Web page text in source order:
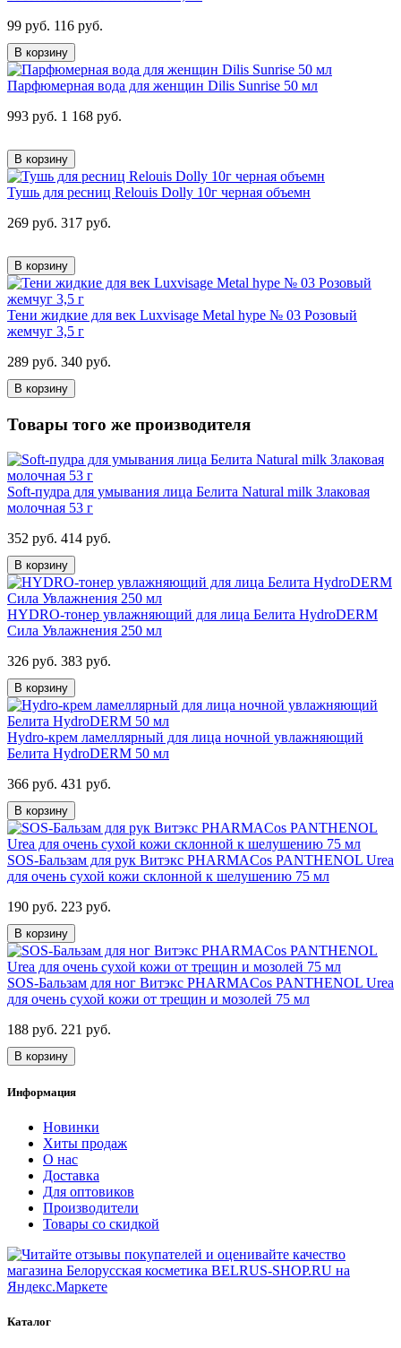
99 руб. 116 руб.
В корзину
Парфюмерная вода для женщин Dilis Sunrise 50 мл
993 руб. 1 168 руб.
В корзину
Тушь для ресниц Relouis Dolly 10г черная объемн
269 руб. 317 руб.
В корзину
Тени жидкие для век Luxvisage Metal hype № 03 Розовый
жемчуг 3,5 г
289 руб. 340 руб.
В корзину
Товары того же производителя
Soft-пудра для умывания лица Белита Natural milk Злаковая
молочная 53 г
352 руб. 414 руб.
В корзину
HYDRO-тонер увлажняющий для лица Белита HydroDERM
Сила Увлажнения 250 мл
326 руб. 383 руб.
В корзину
Hydro-крем ламеллярный для лица ночной увлажняющий
Белита HydroDERM 50 мл
366 руб. 431 руб.
В корзину
SOS-Бальзам для рук Витэкс PHARMACos PANTHENOL Urea
для очень сухой кожи склонной к шелушению 75 мл
190 руб. 223 руб.
В корзину
SOS-Бальзам для ног Витэкс PHARMACos PANTHENOL Urea
для очень сухой кожи от трещин и мозолей 75 мл
188 руб. 221 руб.
В корзину
Информация
Новинки
Хиты продаж
О нас
Доставка
Для оптовиков
Производители
Товары со скидкой
Каталог